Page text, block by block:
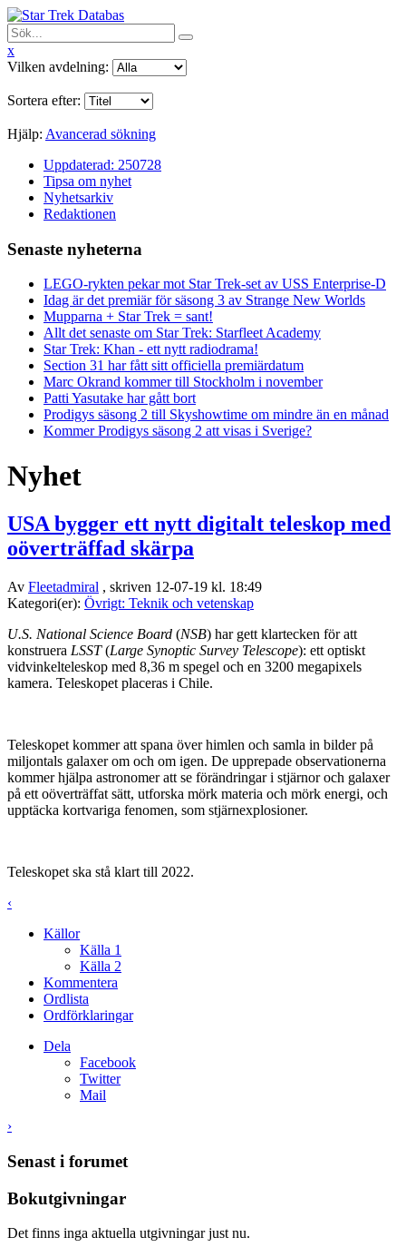
x
Vilken avdelning:
Sortera efter:
Hjälp: Avancerad sökning
Uppdaterad: 250728
Tipsa om nyhet
Nyhetsarkiv
Redaktionen
Senaste nyheterna
LEGO-rykten pekar mot Star Trek-set av USS Enterprise-D
Idag är det premiär för säsong 3 av Strange New Worlds
Mupparna + Star Trek = sant!
Allt det senaste om Star Trek: Starfleet Academy
Star Trek: Khan - ett nytt radiodrama!
Section 31 har fått sitt officiella premiärdatum
Marc Okrand kommer till Stockholm i november
Patti Yasutake har gått bort
Prodigys säsong 2 till Skyshowtime om mindre än en månad
Kommer Prodigys säsong 2 att visas i Sverige?
Nyhet
USA bygger ett nytt digitalt teleskop med
oöverträffad skärpa
Av Fleetadmiral , skriven 12-07-19 kl. 18:49
Kategori(er): Övrigt: Teknik och vetenskap
U.S. National Science Board (NSB) har gett klartecken för att
konstruera LSST(Large Synoptic Survey Telescope): ett optiskt
vidvinkelteleskop med 8,36 m spegel och en 3200 megapixels
kamera. Teleskopet placeras i Chile.
Teleskopet kommer att spana över himlen och samla in bilder på
miljontals galaxer om och om igen. De upprepade observationerna
kommer hjälpa astronomer att se förändringar i stjärnor och galaxer
på ett oöverträffat sätt, utforska mörk materia och mörk energi, och
upptäcka kortvariga fenomen, som stjärnexplosioner.
Teleskopet ska stå klart till 2022.
‹
Källor
Källa 1
Källa 2
Kommentera
Ordlista
Ordförklaringar
Dela
Facebook
Twitter
Mail
›
Senast i forumet
Bokutgivningar
Det finns inga aktuella utgivningar just nu.